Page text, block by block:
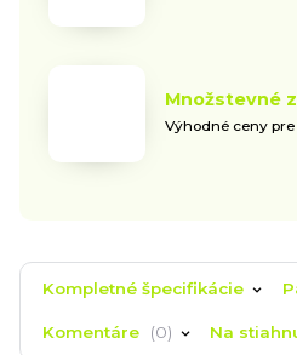
Množstevné
Výhodné ceny
Kompletné špecifikácie
Komentáre 0 Na